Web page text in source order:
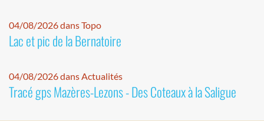
04/08/2026 dans Topo
Lac et pic de la Bernatoire
04/08/2026 dans Actualités
Tracé gps Mazères-Lezons - Des Coteaux à la Saligue